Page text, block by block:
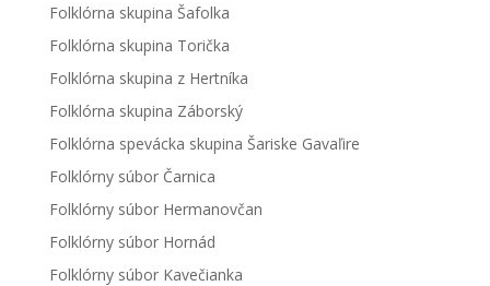
Folklórna skupina Šafolka
Folklórna skupina Torička
Folklórna skupina z Hertníka
Folklórna skupina Záborský
Folklórna spevácka skupina Šariske Gavaľire
Folklórny súbor Čarnica
Folklórny súbor Hermanovčan
Folklórny súbor Hornád
Folklórny súbor Kavečianka